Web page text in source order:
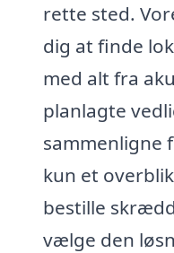
rette sted.
dig at finde
med alt fra
planlagte
sammenligne
kun et
bestille
vælge den